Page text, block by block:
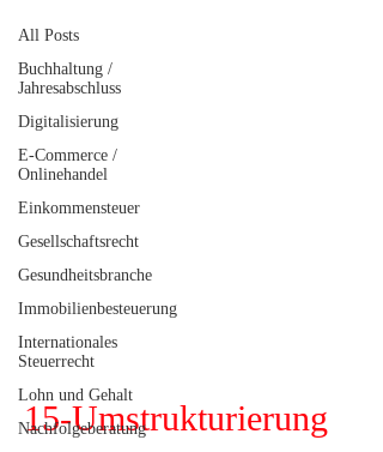
All Posts
Buchhaltung /
Jahresabschluss
Digitalisierung
E-Commerce /
Onlinehandel
Einkommensteuer
Gesellschaftsrecht
Gesundheitsbranche
Immobilienbesteuerung
Internationales
Steuerrecht
Lohn und Gehalt
Nachfolgeberatung
15-Umstrukturierung